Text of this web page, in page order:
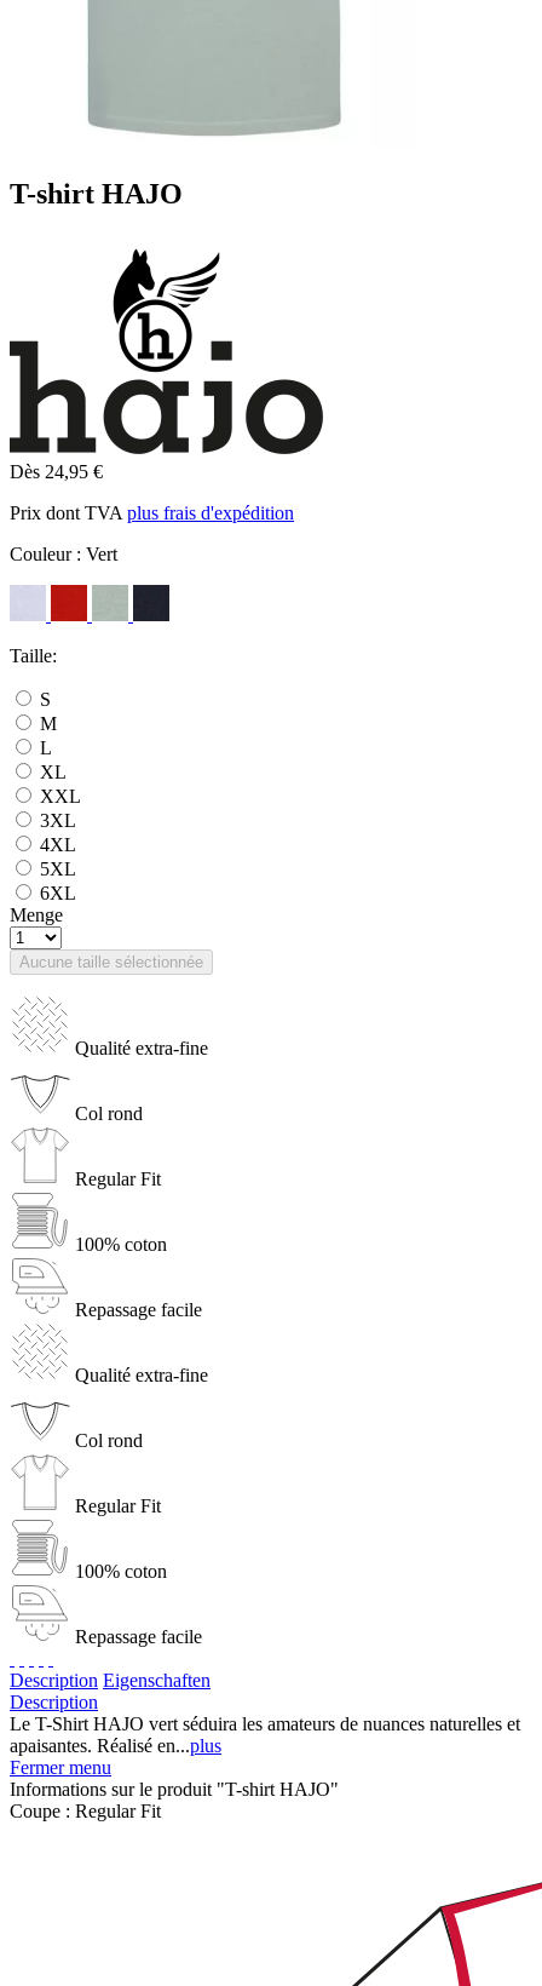
T-shirt HAJO
Dès 24,95 €
Prix dont TVA plus frais d'expédition
Couleur : Vert
Taille:
S
M
L
XL
XXL
3XL
4XL
5XL
6XL
Menge
Aucune taille sélectionnée
Qualité extra-fine
Col rond
Regular Fit
100% coton
Repassage facile
Qualité extra-fine
Col rond
Regular Fit
100% coton
Repassage facile
Description Eigenschaften
Description
Le T-Shirt HAJO vert séduira les amateurs de nuances naturelles et
apaisantes. Réalisé en...plus
Fermer menu
Informations sur le produit "T-shirt HAJO"
Coupe : Regular Fit